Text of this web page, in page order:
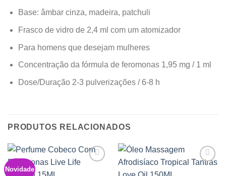
Base: âmbar cinza, madeira, patchuli
Frasco de vidro de 2,4 ml com um atomizador
Para homens que desejam mulheres
Concentração da fórmula de feromonas 1,95 mg / 1 ml
Dose/Duração 2-3 pulverizações / 6-8 h
PRODUTOS RELACIONADOS
Novidade